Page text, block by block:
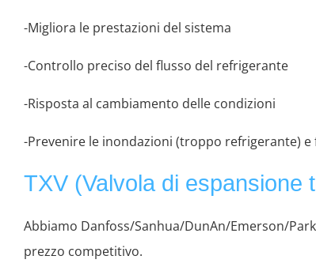
-Migliora le prestazioni del sistema
-Controllo preciso del flusso del refrigerante
-Risposta al cambiamento delle condizioni
-Prevenire le inondazioni (troppo refrigerante)
TXV (Valvola di espansione
Abbiamo Danfoss/Sanhua/DunAn/Emerson/
prezzo competitivo.